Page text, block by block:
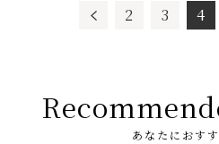
2 3 4
あなたにおす